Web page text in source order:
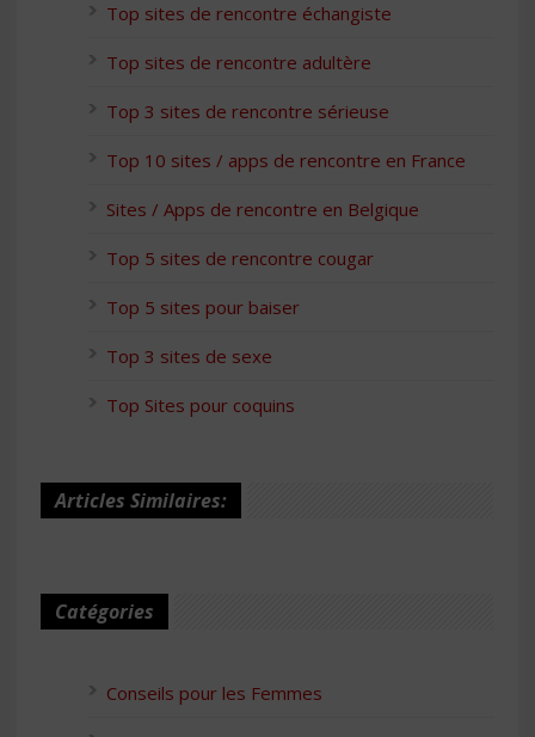
Top sites de rencontre échangiste
Top sites de rencontre adultère
Top 3 sites de rencontre sérieuse
Top 10 sites / apps de rencontre en France
Sites / Apps de rencontre en Belgique
Top 5 sites de rencontre cougar
Top 5 sites pour baiser
Top 3 sites de sexe
Top Sites pour coquins
Articles Similaires:
Catégories
Conseils pour les Femmes